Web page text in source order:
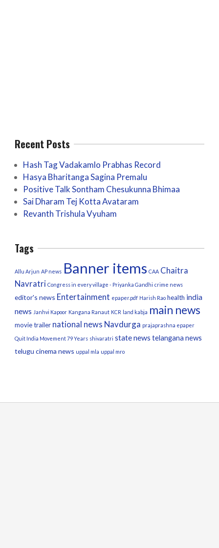
Recent Posts
Hash Tag Vadakamlo Prabhas Record
Hasya Bharitanga Sagina Premalu
Positive Talk Sontham Chesukunna Bhimaa
Sai Dharam Tej Kotta Avataram
Revanth Trishula Vyuham
Tags
Allu Arjun AP news Banner items CAA Chaitra
Navratri Congress in every village - Priyanka Gandhi crime news
editor's news Entertainment epaper.pdf Harish Rao health india
news Janhvi Kapoor Kangana Ranaut KCR land kabja main news
movie trailer national news Navdurga prajaprashna epaper
Quit India Movement 79 Years shivaratri state news telangana news
telugu cinema news uppal mla uppal mro